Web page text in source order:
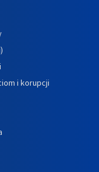
i korupcji